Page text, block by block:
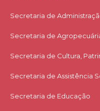
Secretaria de
Secretaria de
Secretaria de Cultura,
Secretaria de Assistência
Secretaria de Educação